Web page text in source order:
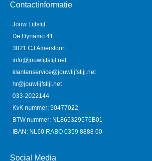
Contactinformatie
Jouw Lijfstijl
De Dynamo 41
3821 CJ Amersfoort
info@jouwlijfstijl.net
klantenservice@jouwlijfstijl.net
hr@jouwlijfstijl.net
033-2022144
KvK nummer: 90477022
BTW nummer: NL865329576B01
IBAN: NL60 RABO 0359 8888 60
Social Media